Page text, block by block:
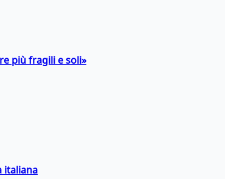
più fragili e soli»
italiana